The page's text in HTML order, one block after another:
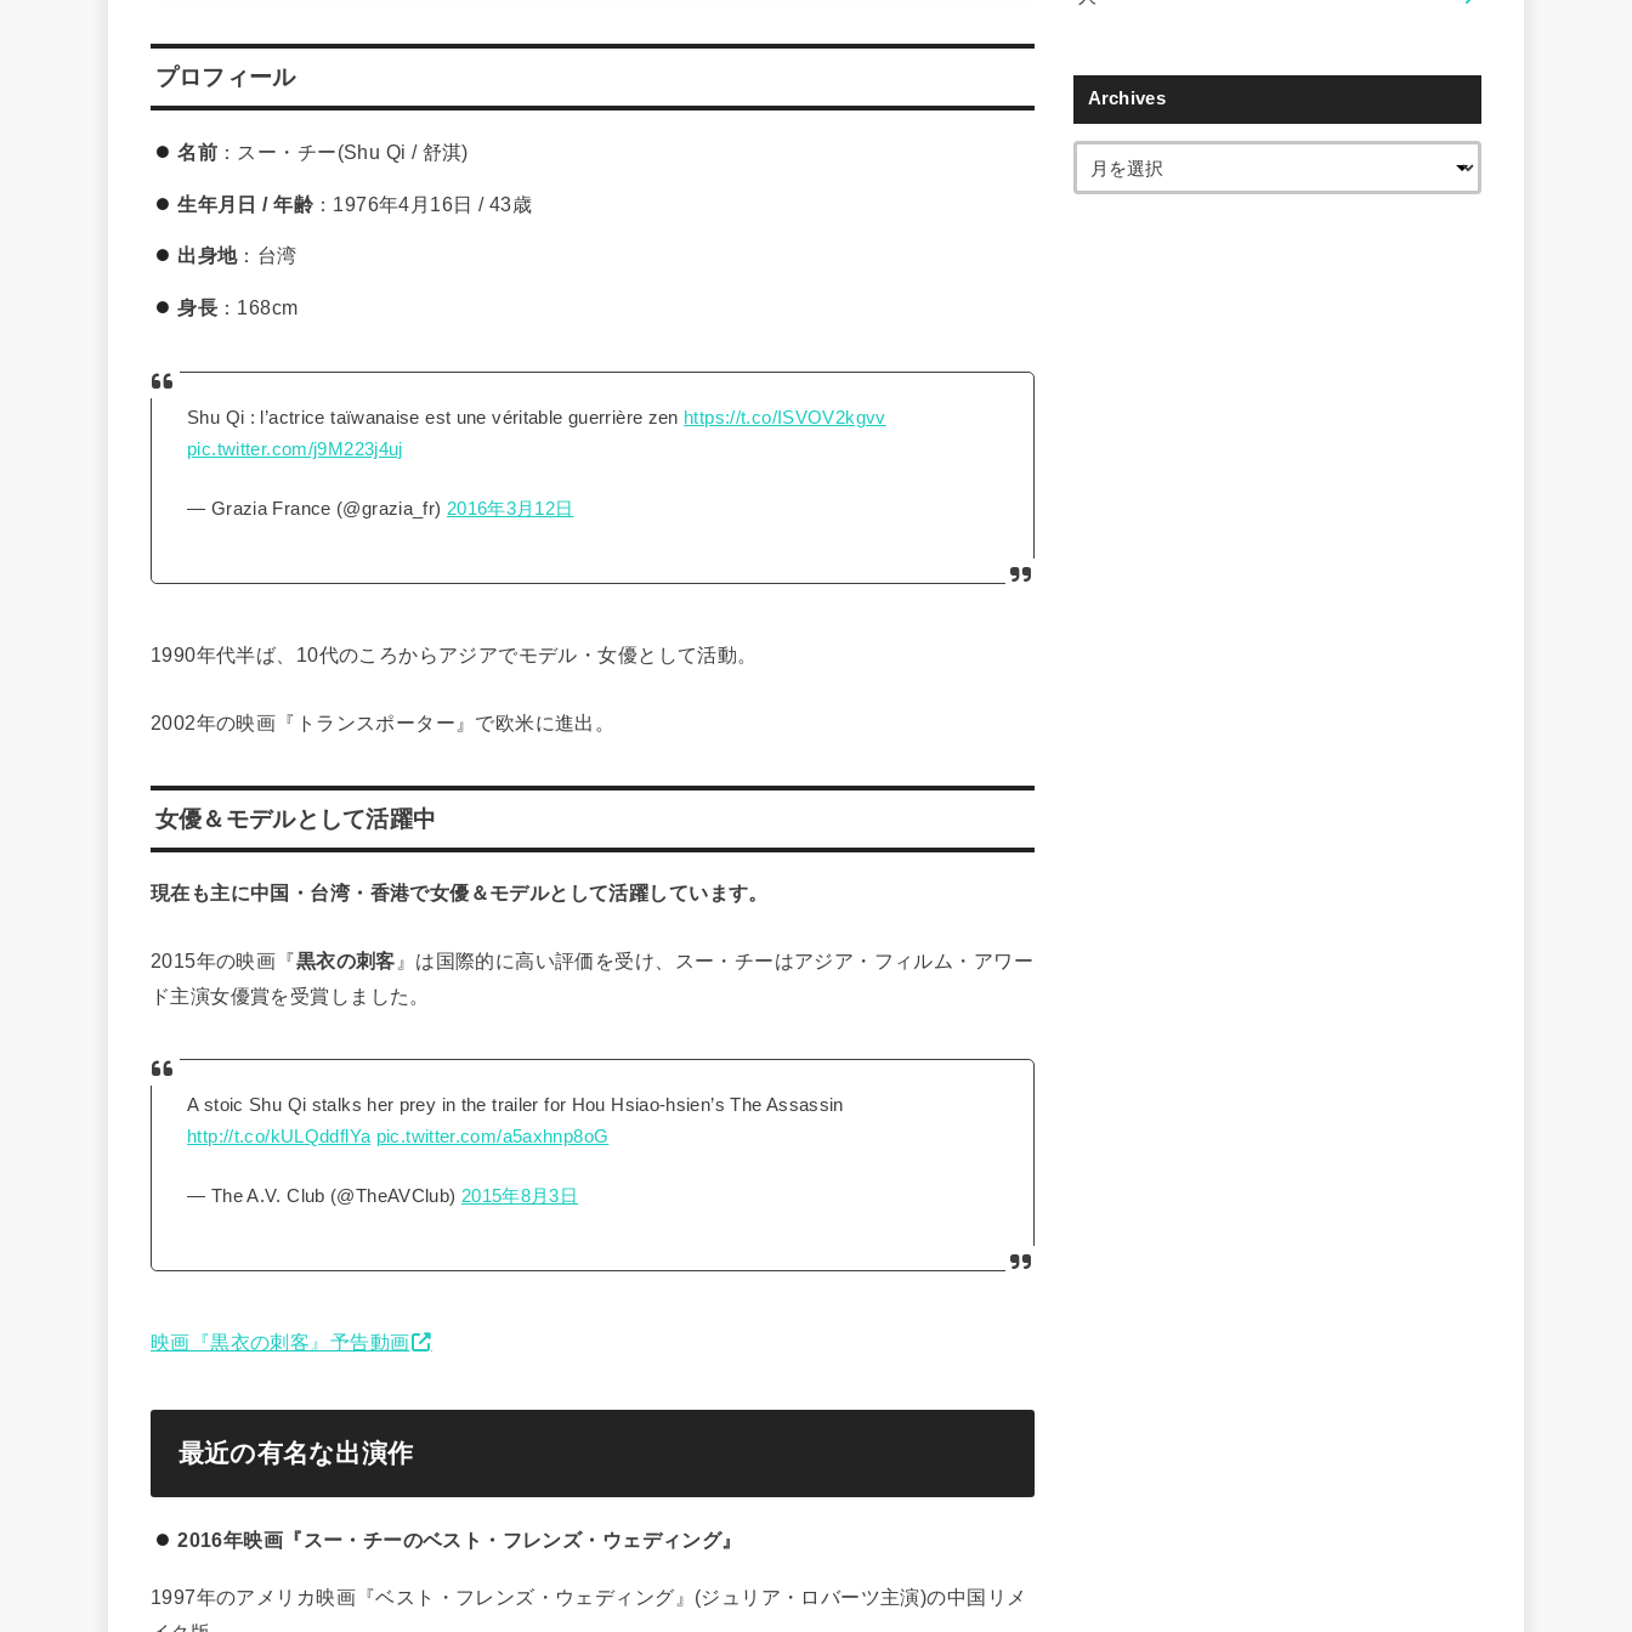
プロフィール
名前 ：スー・チー(Shu Qi / 舒淇)
生年月日 / 年齢：1976年4月16日 / 43歳
出身地：台湾
身長 ：168cm
Shu Qi : l’actrice taïwanaise est une véritable guerrière zen https://t.co/ISVOV2kgvv
pic.twitter.com/j9M223j4uj
— Grazia France (@grazia_fr) 2016年3月12日
1990年代半ば、10代のころからアジアでモデル・女優として活動。
2002年の映画『トランスポーター』で欧米に進出。
女優＆モデルとして活躍中
現在も主に中国・台湾・香港で女優＆モデルとして活躍しています。
2015年の映画『黒衣の刺客 』は国際的に高い評価を受け、スー・チーはアジア・フィルム・アワー
ド主演女優賞を受賞しました。
A stoic Shu Qi stalks her prey in the trailer for Hou Hsiao-hsien’s The Assassin
http://t.co/kULQddflYa pic.twitter.com/a5axhnp8oG
— The A.V. Club (@TheAVClub) 2015年8月3日
映画『黒衣の刺客』予告動画
最近の有名な出演作
2016年映画『スー・チーのベスト・フレンズ・ウェディング』
1997年のアメリカ映画『ベスト・フレンズ・ウェディング』(ジュリア・ロバーツ主演)の中国リメ
Archives